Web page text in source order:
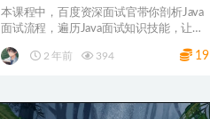
目
本课程中，百度资深面试官带你剖析Java
面试流程，遍历Java面试知识技能，让你
2 年前
394 19